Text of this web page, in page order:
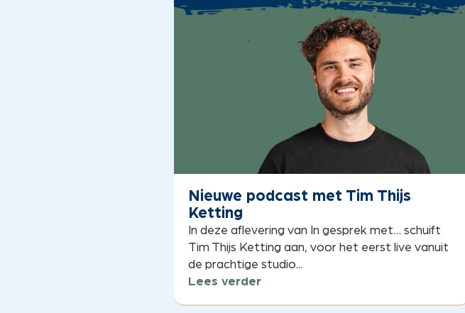
Nieuwe podcast met Tim Thijs
Ketting
In deze aflevering van In gesprek met… schuift
Tim Thijs Ketting aan, voor het eerst live vanuit
de prachtige studio...
Lees verder